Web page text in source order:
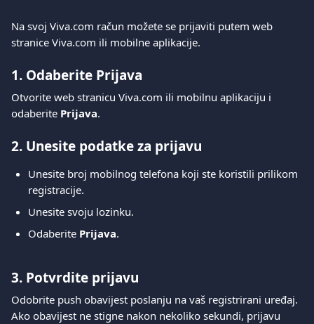
Na svoj Viva.com račun možete se prijaviti putem web
stranice Viva.com ili mobilne aplikacije.
1. Odaberite Prijava
Otvorite web stranicu Viva.com ili mobilnu aplikaciju i
odaberite Prijava.
2. Unesite podatke za prijavu
Unesite broj mobilnog telefona koji ste koristili prilikom
registracije.
Unesite svoju lozinku.
Odaberite Prijava.
3. Potvrdite prijavu
Odobrite push obavijest poslanju na vaš registrirani uređaj.
Ako obavijest ne stigne nakon nekoliko sekundi, prijavu